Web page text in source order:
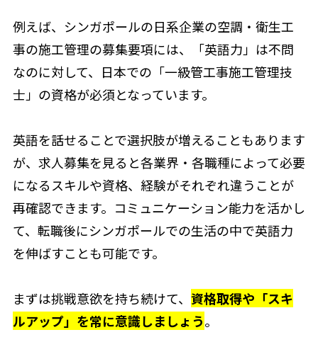
例えば、シンガポールの日系企業の空調・衛生工
事の施工管理の募集要項には、「英語力」は不問
なのに対して、日本での「一級管工事施工管理技
士」の資格が必須となっています。
英語を話せることで選択肢が増えることもあります
が、求人募集を見ると各業界・各職種によって必要
になるスキルや資格、経験がそれぞれ違うことが
再確認できます。コミュニケーション能力を活かし
て、転職後にシンガポールでの生活の中で英語力
を伸ばすことも可能です。
まずは挑戦意欲を持ち続けて、 資格取得や「スキ
ルアップ」を常に意識しましょう。